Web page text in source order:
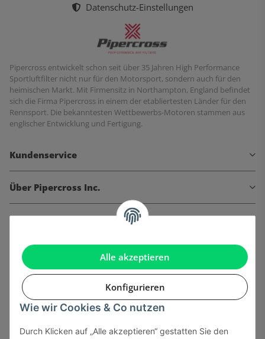
Alle akzeptieren
Konfigurieren
Wie wir Cookies & Co nutzen
Durch Klicken auf „Alle akzeptieren“ gestatten Sie den
Datenschutz-Einstellungen
Pipercross entwickelt schon seit über 35 Jahren High Performance
Sportluftfilter nicht nur für den Motorsport, sondern auch für den
heimischen Markt. Mit Firmensitz in Northampton, England befindet
sich die Firma Pipercross in einem der etabliertesten Länder für den
Rennsport. Die bekanntesten Wettbewerbs-Motoren stammen aus
englischer Entwicklung und Fertigung.
Kundenservice
Über Pipercross Inc.
Informationen
Gesetzliche Informationen